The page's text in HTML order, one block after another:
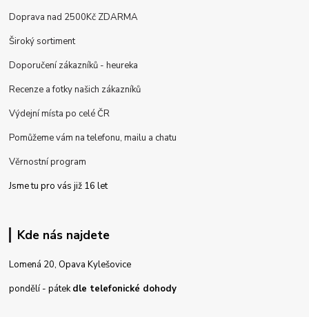
Doprava nad 2500Kč ZDARMA
Široký sortiment
Doporučení zákazníků - heureka
Recenze a fotky našich zákazníků
Výdejní místa po celé ČR
Pomůžeme vám na telefonu, mailu a chatu
Věrnostní program
Jsme tu pro vás již 16 let
Kde nás najdete
Lomená 20, Opava Kylešovice
pondělí - pátekdle telefonické dohody